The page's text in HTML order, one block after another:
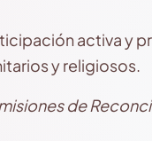
activa y
y religiosos.
de